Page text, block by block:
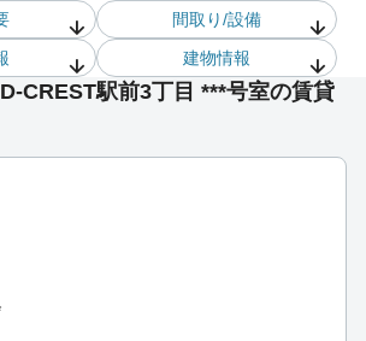
間取り/設備
建物情報
CREST駅前3丁目 ***号室の賃貸